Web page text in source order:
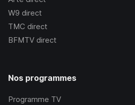
W9 direct
TMC direct
BFMTV direct
Nos programmes
Programme TV